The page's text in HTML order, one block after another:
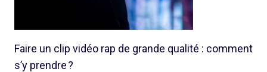
Faire un clip vidéo rap de grande qualité : comment
s’y prendre ?